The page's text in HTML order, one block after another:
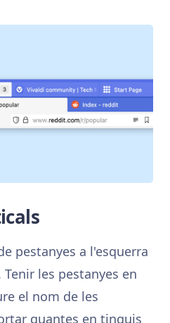
pestanyes a l'esquerra
les pestanyes en
el nom de les
quantes en tinguis